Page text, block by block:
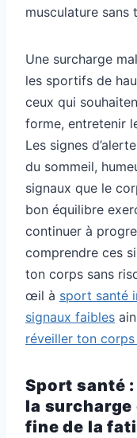
musculature sans
Une surcharge
les sportifs de
ceux qui
forme, entretenir
Les signes
du sommeil,
signaux que le
bon équilibre
continuer à
comprendre ces
ton corps sans
œil à sport santé
signaux faibles
réveiller ton
Sport santé
la surcharge
fine de la